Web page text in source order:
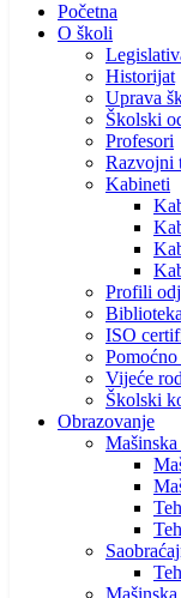
Početna
O školi
Historijat
Uprava
Školski
Profesori
Razvojni
Kabineti
Profili
Biblioteka
ISO
Vijeće
Školski
Obrazovanje
Mašinska